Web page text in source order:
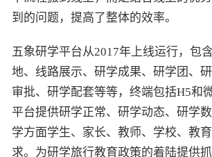
到的问题，提高了整体的效率。
五象研学平台从2017年上线运行，包
地、线路展示、研学成果、研学团、
审批、研学配套等等，终端包括H5和
平台提供研学正常、研学动态、研学
学方面学生、家长、教师、学校、教
求。为研学旅行教育政策的着陆提供